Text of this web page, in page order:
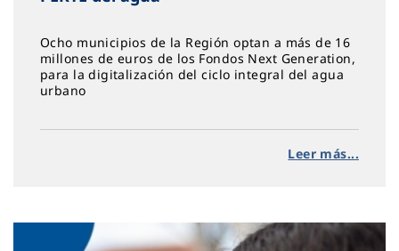
Ocho municipios de la Región optan a más de 16
millones de euros de los Fondos Next Generation,
para la digitalización del ciclo integral del agua
urbano
Leer más...